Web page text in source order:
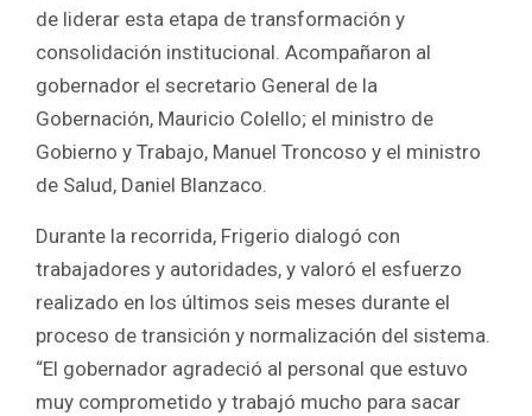
de liderar esta etapa de transformación y
consolidación institucional. Acompañaron al
gobernador el secretario General de la
Gobernación, Mauricio Colello; el ministro de
Gobierno y Trabajo, Manuel Troncoso y el ministro
de Salud, Daniel Blanzaco.
Durante la recorrida, Frigerio dialogó con
trabajadores y autoridades, y valoró el esfuerzo
realizado en los últimos seis meses durante el
proceso de transición y normalización del sistema.
“El gobernador agradeció al personal que estuvo
muy comprometido y trabajó mucho para sacar